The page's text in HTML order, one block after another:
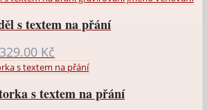
s textem na přání
329.00 Kč
cen:
až
s textem na přání